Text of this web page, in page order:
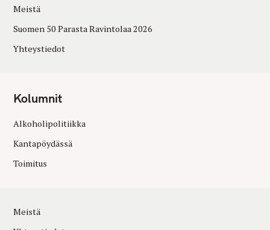
Meistä
Suomen 50 Parasta Ravintolaa 2026
Yhteystiedot
Kolumnit
Alkoholipolitiikka
Kantapöydässä
Toimitus
Meistä